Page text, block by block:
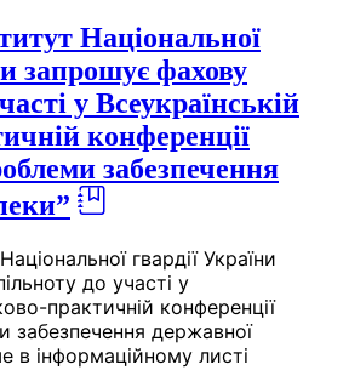
Національної
запрошує фахову
у Всеукраїнській
конференції
забезпечення
гвардії України
до участі у
практичній конференції
забезпечення державної
в інформаційному листі